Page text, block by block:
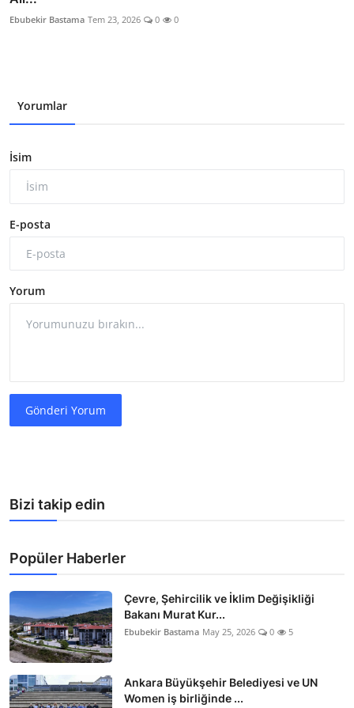
Ebubekir Bastama Tem 23, 2026 0 0
Yorumlar
İsim
E-posta
Yorum
Gönderi Yorum
Bizi takip edin
Popüler Haberler
Çevre, Şehircilik ve İklim Değişikliği
Bakanı Murat Kur...
Ebubekir Bastama May 25, 2026 0 5
Ankara Büyükşehir Belediyesi ve UN
Women iş birliğinde ...